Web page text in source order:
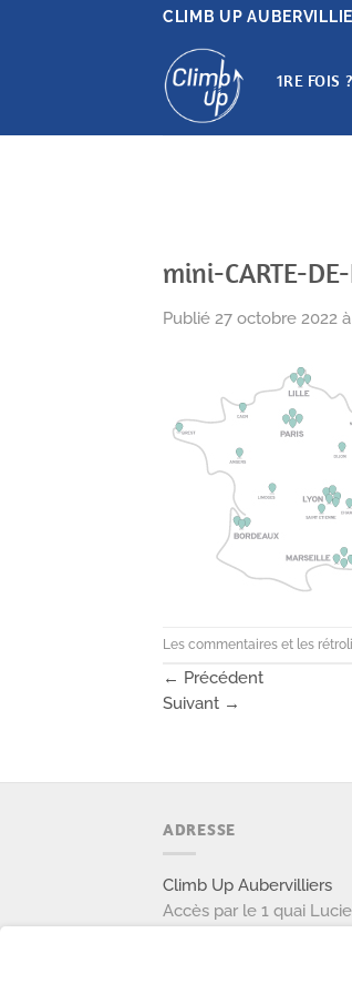
CLIMB UP
1RE FOIS ?
mini-CARTE-
Publié 27 octobre 2022 à
Les commentaires et les
← Précédent
Suivant →
ADRESSE
Climb Up Aubervilliers
Accès par le 1 quai